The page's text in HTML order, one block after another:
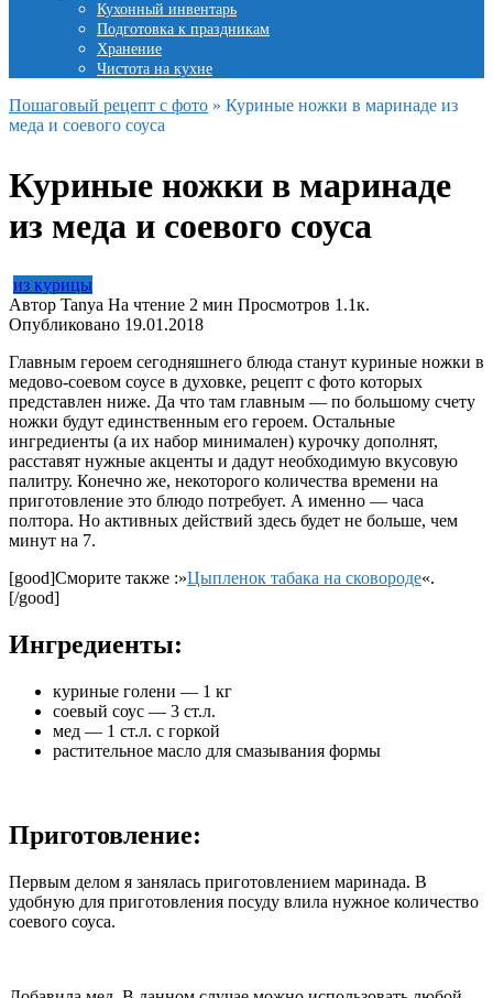
Кухонный инвентарь
Подготовка к праздникам
Хранение
Чистота на кухне
Пошаговый рецепт с фото » Куриные ножки в маринаде из
меда и соевого соуса
Куриные ножки в маринаде
из меда и соевого соуса
из курицы
Автор Tanya На чтение 2 мин Просмотров 1.1к.
Опубликовано 19.01.2018
Главным героем сегодняшнего блюда станут куриные ножки в
медово-соевом соусе в духовке, рецепт с фото которых
представлен ниже. Да что там главным — по большому счету
ножки будут единственным его героем. Остальные
ингредиенты (а их набор минимален) курочку дополнят,
расставят нужные акценты и дадут необходимую вкусовую
палитру. Конечно же, некоторого количества времени на
приготовление это блюдо потребует. А именно — часа
полтора. Но активных действий здесь будет не больше, чем
минут на 7.
[good]Сморите также :»Цыпленок табака на сковороде«.
[/good]
Ингредиенты:
куриные голени — 1 кг
соевый соус — 3 ст.л.
мед — 1 ст.л. с горкой
растительное масло для смазывания формы
Приготовление:
Первым делом я занялась приготовлением маринада. В
удобную для приготовления посуду влила нужное количество
соевого соуса.